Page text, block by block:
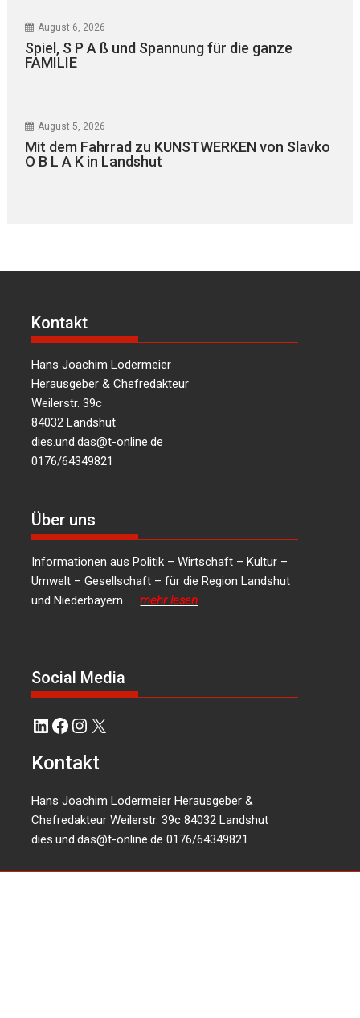
August 6, 2026
Spiel, S P A ß und Spannung für die ganze
FAMILIE
August 5, 2026
Mit dem Fahrrad zu KUNSTWERKEN von Slavko
O B L A K in Landshut
Kontakt
Hans Joachim Lodermeier
Herausgeber & Chefredakteur
Weilerstr. 39c
84032 Landshut
dies.und.das@t-online.de
0176/64349821
Über uns
Informationen aus Politik – Wirtschaft – Kultur –
Umwelt – Gesellschaft – für die Region Landshut
und Niederbayern …mehr lesen
Social Media
LinkedIn
Facebook
Instagram
X
Kontakt
Hans Joachim Lodermeier Herausgeber &
Chefredakteur Weilerstr. 39c 84032 Landshut
dies.und.das@t-online.de 0176/64349821